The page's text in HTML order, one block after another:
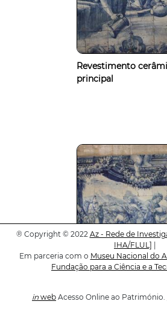
Revestimento
principal
Revestimento
® Copyright © 2022 Az - Rede de
IHA/FLUL]
Em parceria com o Museu Nacional do
Fundação para a Ciência e a
in web Acesso Online ao Património.